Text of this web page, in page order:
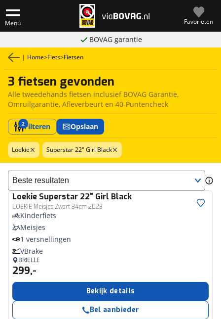
Menu Favorieten
BOVAG garantie
| Home>Fiets>Fietsen
3 fietsen gevonden
Alle tweedehands fietsen inclusief BOVAG Garantie,
Omruilgarantie, Afleverbeurt en 40-Puntencheck
2Filteren Opslaan
Loekie Superstar 22" Girl Black
Sorteer resultaten
Loekie Superstar 22" Girl Black
LOEKIE Meisjes Zwart 34cm 2023
Kinderfiets
Meisjes
1 versnellingen
VBrake
BRIELLE
299,-
Bekijk details
Bel aanbieder